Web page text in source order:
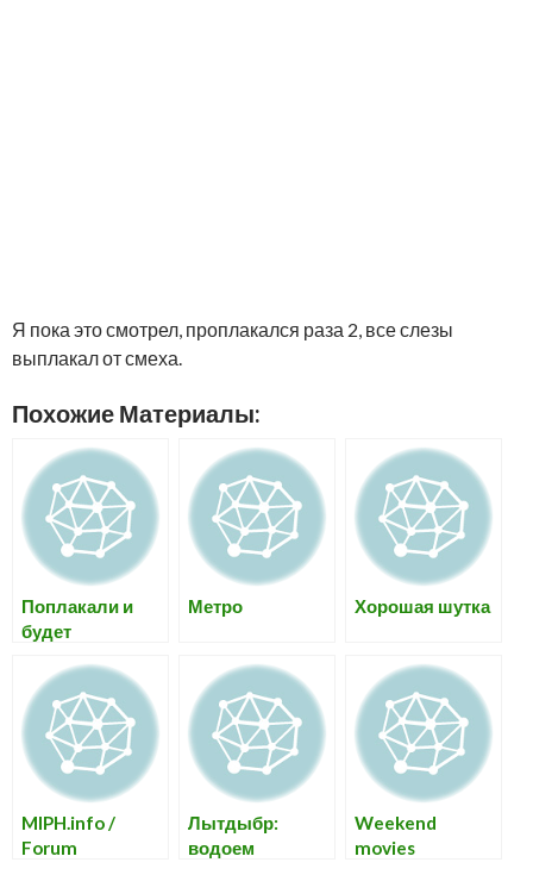
Я пока это смотрел, проплакался раза 2, все слезы
выплакал от смеха.
Похожие Материалы:
Поплакали и
будет
Метро Хорошая шутка
MIPH.info /
Forum
Лытдыбр:
водоем
Weekend
movies